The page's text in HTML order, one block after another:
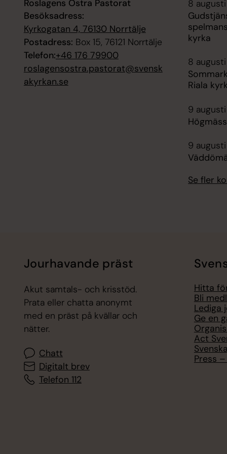
Roslagens Östra Pastorat
Besöksadress:
Kyrkogatan 4, 76130 Norrtälje
Postadress: Box 15, 76121 Norrtälje
Telefon:+46 176 79900
roslagensostra.pastorat@svensk
akyrkan.se
8 augusti
kyrka
8
Riala
9 augusti
9 augusti
Se fler
Jourhavande präst
Akut samtals- och krisstöd.
Prata eller chatta anonymt
med en präst på kvällar och
nätter.
Chatt
Digitalt brev
Telefon 112
Hitta
Bli
Lediga
Ge en
Act
Press